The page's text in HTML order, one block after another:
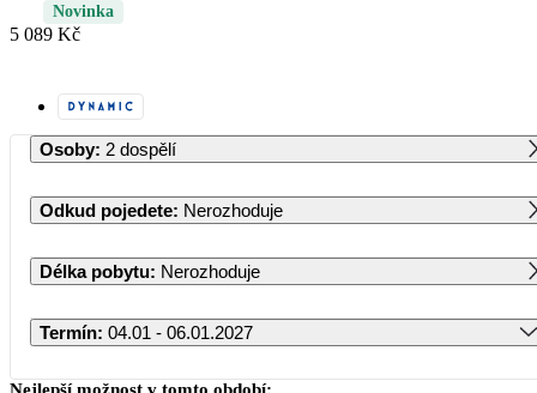
Novinka
5 089 Kč
Osoby: 2 dospělí
Odkud pojedete: Nerozhoduje
Délka pobytu: Nerozhoduje
Termín: 04.01 - 06.01.2027
Leden 2027
Nejlepší možnost v tomto období: